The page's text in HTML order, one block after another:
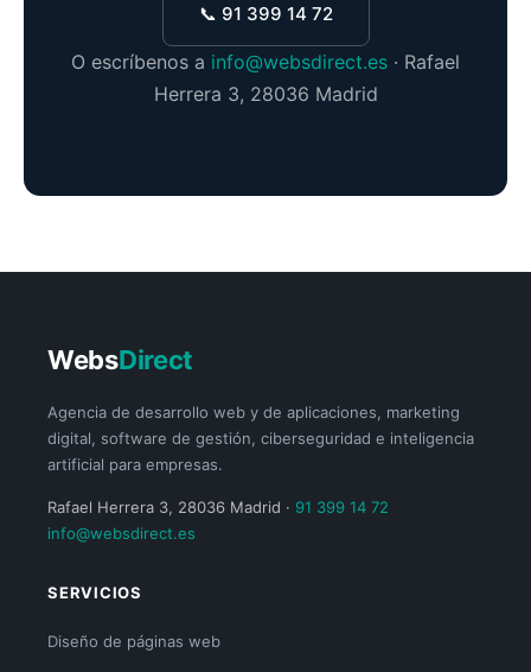
📞 91 399 14 72
O escríbenos a info@websdirect.es · Rafael
Herrera 3, 28036 Madrid
WebsDirect
Agencia de desarrollo web y de aplicaciones, marketing
digital, software de gestión, ciberseguridad e inteligencia
artificial para empresas.
Rafael Herrera 3, 28036 Madrid · 91 399 14 72
info@websdirect.es
SERVICIOS
Diseño de páginas web